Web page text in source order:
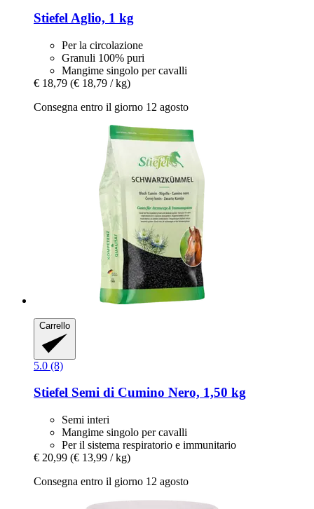
StiefelAglio, 1 kg
Per la circolazione
Granuli 100% puri
Mangime singolo per cavalli
€ 18,79 (€ 18,79 / kg)
Consegna entro il giorno 12 agosto
Carrello
5.0 (8)
Stiefel Semi di Cumino Nero, 1,50 kg
Semi interi
Mangime singolo per cavalli
Per il sistema respiratorio e immunitario
€ 20,99 (€ 13,99 / kg)
Consegna entro il giorno 12 agosto